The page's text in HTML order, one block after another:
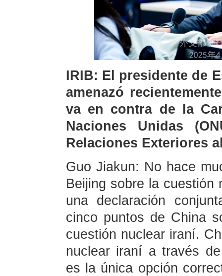
IRIB: El presidente de
amenazó
va en contra de la
Naciones Unidas
Relaciones Exteriores
Guo Jiakun: No hace
Beijing sobre la
una declaración
cinco puntos de China
cuestión nuclear iraní.
nuclear iraní a través
es la única opción